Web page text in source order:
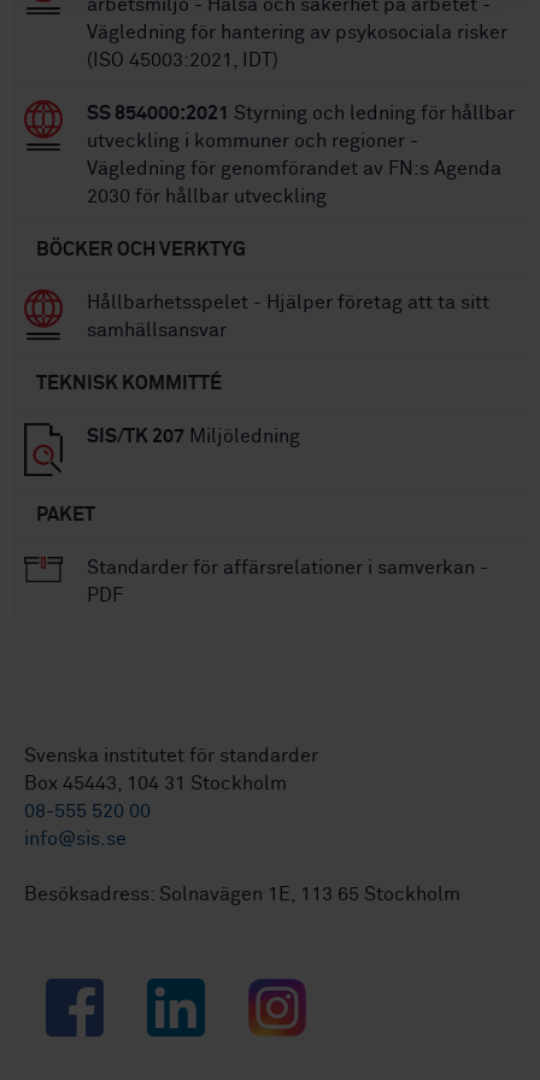
arbetsmiljö - Hälsa och säkerhet på arbetet -
Vägledning för hantering av psykosociala risker
(ISO 45003:2021, IDT)
SS 854000:2021
Styrning och ledning för hållbar
utveckling i kommuner och regioner -
Vägledning för genomförandet av FN:s Agenda
2030 för hållbar utveckling
BÖCKER OCH VERKTYG
Hållbarhetsspelet - Hjälper företag att ta sitt
samhällsansvar
TEKNISK KOMMITTÉ
SIS/TK 207 Miljöledning
PAKET
Standarder för affärsrelationer i samverkan -
PDF
Svenska institutet för standarder
Box 45443, 104 31 Stockholm
08-555 520 00
info@sis.se
Besöksadress: Solnavägen 1E, 113 65 Stockholm
Facebook LinkedIn Instagram